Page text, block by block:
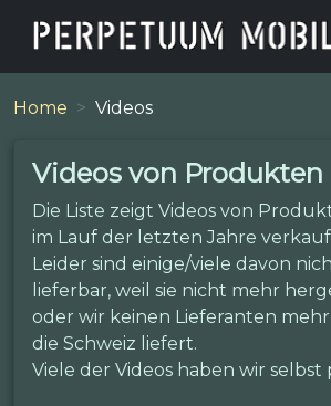
Home Videos
Videos von Produkten
Die Liste zeigt Videos von
im Lauf der letzten Jahre
Leider sind einige/viele davon
lieferbar, weil sie nicht mehr
oder wir keinen Lieferanten
die Schweiz liefert.
Viele der Videos haben wir